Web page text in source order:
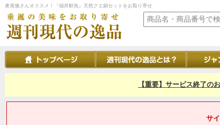
東尾修さんオススメ！『福井鮮魚』天然クエ鍋セットをお取り寄せ
【重要】サービス終了の
サ